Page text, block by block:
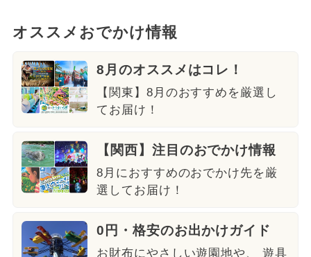
オススメおでかけ情報
8月のオススメはコレ！
【関東】8月のおすすめを厳選し
てお届け！
【関西】注目のおでかけ情報
8月におすすめのおでかけ先を厳
選してお届け！
0円・格安のお出かけガイド
お財布にやさしい遊園地や、 遊具